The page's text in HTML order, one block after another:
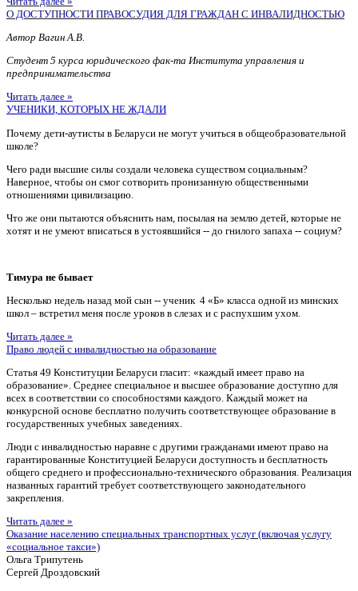
О ДОСТУПНОСТИ ПРАВОСУДИЯ ДЛЯ ГРАЖДАН С ИНВАЛИДНОСТЬЮ
Автор Вагин А.В.
Студент 5 курса юридического фак-та Института управления и
предпринимательства
Читать далее »
УЧЕНИКИ, КОТОРЫХ НЕ ЖДАЛИ
Почему дети-аутисты в Беларуси не могут учиться в общеобразовательной
школе?
Чего ради высшие силы создали человека существом социальным?
Наверное, чтобы он смог сотворить пронизанную общественными
отношениями цивилизацию.
Что же они пытаются объяснить нам, посылая на землю детей, которые не
хотят и не умеют вписаться в устоявшийся -- до гнилого запаха -- социум?
Тимура не бывает
Несколько недель назад мой сын -- ученик 4 «Б» класса одной из минских
школ – встретил меня после уроков в слезах и с распухшим ухом.
Читать далее »
Право людей с инвалидностью на образование
Статья 49 Конституции Беларуси гласит: «каждый имеет право на
образование». Среднее специальное и высшее образование доступно для
всех в соответствии со способностями каждого. Каждый может на
конкурсной основе бесплатно получить соответствующее образование в
государственных учебных заведениях.
Люди с инвалидностью наравне с другими гражданами имеют право на
гарантированные Конституцией Беларуси доступность и бесплатность
общего среднего и профессионально-технического образования. Реализация
названных гарантий требует соответствующего законодательного
закрепления.
Читать далее »
Оказание населению специальных транспортных услуг (включая услугу
«социальное такси»)
Ольга Трипутень
Сергей Дроздовский